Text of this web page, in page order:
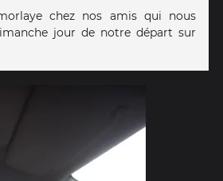
chez nos amis qui nous
jour de notre départ sur